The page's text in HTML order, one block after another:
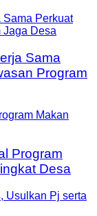
Sama
Program
Program
Desa